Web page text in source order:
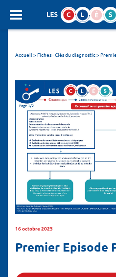
SEARCH :
Accueil>Fiches - Clés du diagnostic>
16 octobre 2025
Premier Episode